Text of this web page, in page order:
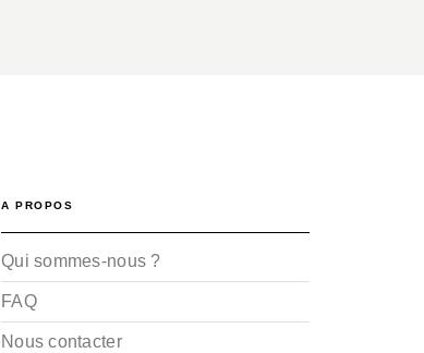
A PROPOS
Qui sommes-nous ?
FAQ
Nous contacter